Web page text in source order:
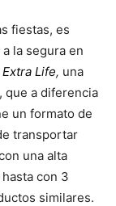
fiestas, es
la segura en
Extra Life, una
que a diferencia
un formato de
transportar
una alta
con 3
similares.